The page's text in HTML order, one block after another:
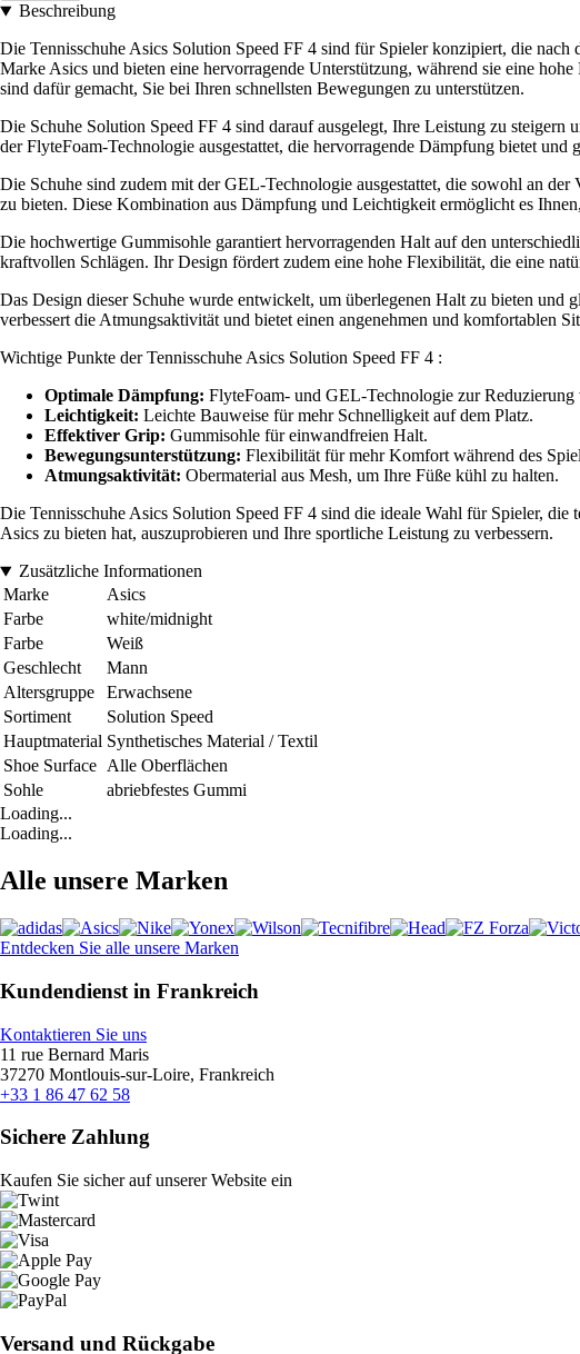
Beschreibung
Die Tennisschuhe Asics Solution Speed FF 4 sind für Spieler konzipiert, die
Marke Asics und bieten eine hervorragende Unterstützung, während sie eine
sind dafür gemacht, Sie bei Ihren schnellsten Bewegungen zu unterstützen.
Die Schuhe Solution Speed FF 4 sind darauf ausgelegt, Ihre Leistung zu
der FlyteFoam-Technologie ausgestattet, die hervorragende Dämpfung bietet
Die Schuhe sind zudem mit der GEL-Technologie ausgestattet, die sowohl an
zu bieten. Diese Kombination aus Dämpfung und Leichtigkeit ermöglicht es
Die hochwertige Gummisohle garantiert hervorragenden Halt auf den
kraftvollen Schlägen. Ihr Design fördert zudem eine hohe Flexibilität, die eine
Das Design dieser Schuhe wurde entwickelt, um überlegenen Halt zu bieten
verbessert die Atmungsaktivität und bietet einen angenehmen und komfortablen
Wichtige Punkte der Tennisschuhe Asics Solution Speed FF 4 :
Optimale Dämpfung: FlyteFoam- und GEL-Technologie zur Reduzierung
Leichtigkeit: Leichte Bauweise für mehr Schnelligkeit auf dem Platz.
Effektiver Grip: Gummisohle für einwandfreien Halt.
Bewegungsunterstützung: Flexibilität für mehr Komfort während des
Atmungsaktivität: Obermaterial aus Mesh, um Ihre Füße kühl zu halten.
Die Tennisschuhe Asics Solution Speed FF 4 sind die ideale Wahl für Spieler,
Asics zu bieten hat, auszuprobieren und Ihre sportliche Leistung zu verbessern.
Zusätzliche Informationen
Marke
Asics
Farbe
white/midnight
Farbe
Weiß
Geschlecht
Mann
Altersgruppe
Erwachsene
Sortiment
Solution Speed
Hauptmaterial Synthetisches Material / Textil
Shoe Surface Alle Oberflächen
Sohle
abriebfestes Gummi
Loading...
Loading...
Alle unsere Marken
Entdecken Sie alle unsere Marken
Kundendienst in Frankreich
Kontaktieren Sie uns
11 rue Bernard Maris
37270 Montlouis-sur-Loire, Frankreich
+33 1 86 47 62 58
Sichere Zahlung
Kaufen Sie sicher auf unserer Website ein
Versand und Rückgabe